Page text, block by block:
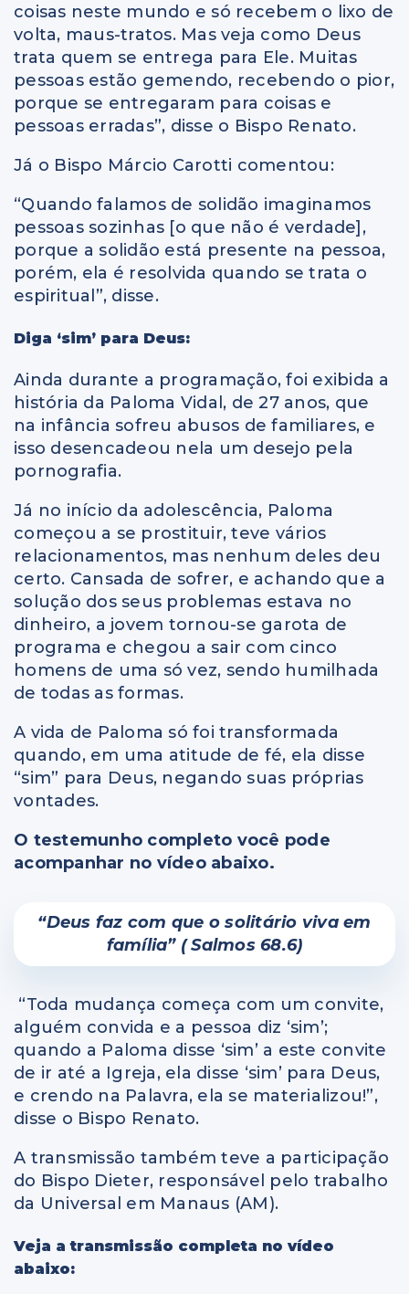
coisas neste mundo e só recebem o lixo de
volta, maus-tratos. Mas veja como Deus
trata quem se entrega para Ele. Muitas
pessoas estão gemendo, recebendo o pior,
porque se entregaram para coisas e
pessoas erradas”, disse o Bispo Renato.
Já o Bispo Márcio Carotti comentou:
“Quando falamos de solidão imaginamos
pessoas sozinhas [o que não é verdade],
porque a solidão está presente na pessoa,
porém, ela é resolvida quando se trata o
espiritual”, disse.
Diga ‘sim’ para Deus:
Ainda durante a programação, foi exibida a
história da Paloma Vidal, de 27 anos, que
na infância sofreu abusos de familiares, e
isso desencadeou nela um desejo pela
pornografia.
Já no início da adolescência, Paloma
começou a se prostituir, teve vários
relacionamentos, mas nenhum deles deu
certo. Cansada de sofrer, e achando que a
solução dos seus problemas estava no
dinheiro, a jovem tornou-se garota de
programa e chegou a sair com cinco
homens de uma só vez, sendo humilhada
de todas as formas.
A vida de Paloma só foi transformada
quando, em uma atitude de fé, ela disse
“sim” para Deus, negando suas próprias
vontades.
O testemunho completo você pode
acompanhar no vídeo abaixo.
“Deus faz com que o solitário viva em
família” ( Salmos 68.6)
“Toda mudança começa com um convite,
alguém convida e a pessoa diz ‘sim’;
quando a Paloma disse ‘sim’ a este convite
de ir até a Igreja, ela disse ‘sim’ para Deus,
e crendo na Palavra, ela se materializou!”,
disse o Bispo Renato.
A transmissão também teve a participação
do Bispo Dieter, responsável pelo trabalho
da Universal em Manaus (AM).
Veja a transmissão completa no vídeo
abaixo: